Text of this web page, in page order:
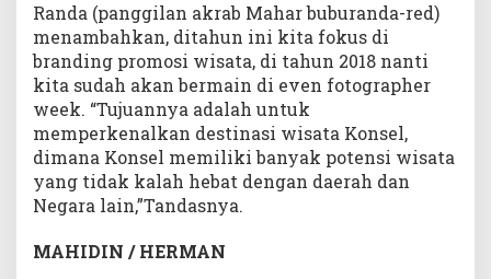
Randa (panggilan akrab Mahar buburanda-red)
menambahkan, ditahun ini kita fokus di
branding promosi wisata, di tahun 2018 nanti
kita sudah akan bermain di even fotographer
week. “Tujuannya adalah untuk
memperkenalkan destinasi wisata Konsel,
dimana Konsel memiliki banyak potensi wisata
yang tidak kalah hebat dengan daerah dan
Negara lain,”Tandasnya.
MAHIDIN / HERMAN